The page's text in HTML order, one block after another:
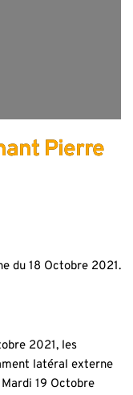
Pierre
du 18 Octobre 2021.
2021, les
latéral externe
19 Octobre